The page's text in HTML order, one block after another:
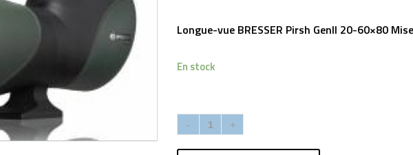
Longue-vue BRESSER Pirsh GenII 20-60×80
En stock